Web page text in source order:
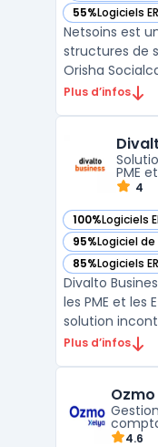
55%Logiciels
— voir
Netsoins est
structures de
Orisha
Software, ce
médicales
plateforme
Plus d’infos
PME et
4
100%Logiciels
— voir Divalto
95%Logiciel
— voir Divalto
85%Logiciels
— voir Divalto
Divalto
les PME et les
solution
d'entreprise.
rendant les
Plus d’infos
Ozmo
4.6